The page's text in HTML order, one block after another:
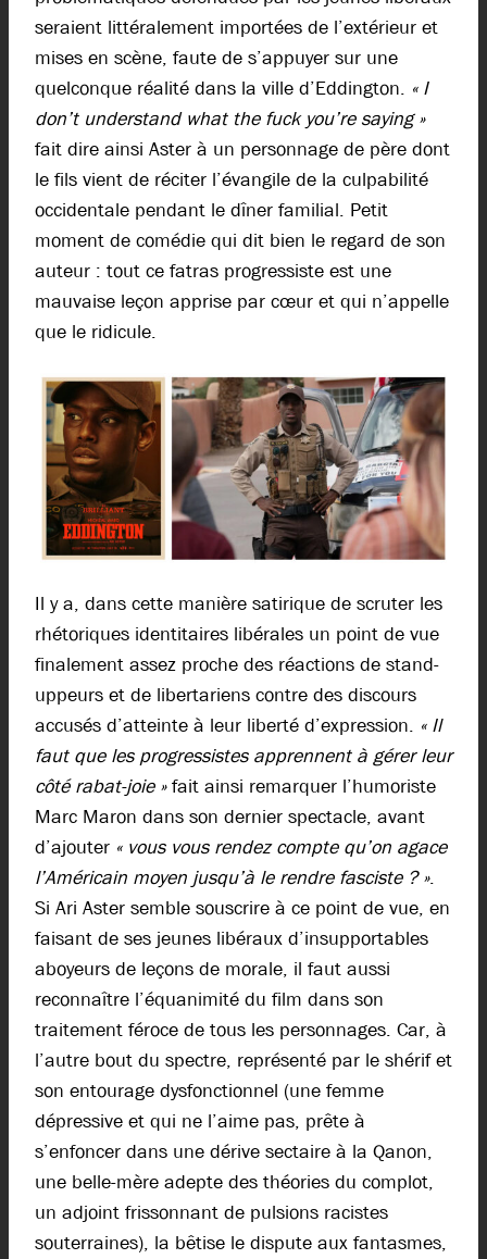
seraient littéralement importées de l’extérieur et
mises en scène, faute de s’appuyer sur une
quelconque réalité dans la ville d’Eddington. « I
don’t understand what the fuck you’re saying »
fait dire ainsi Aster à un personnage de père dont
le fils vient de réciter l’évangile de la culpabilité
occidentale pendant le dîner familial. Petit
moment de comédie qui dit bien le regard de son
auteur : tout ce fatras progressiste est une
mauvaise leçon apprise par cœur et qui n’appelle
que le ridicule.
Il y a, dans cette manière satirique de scruter les
rhétoriques identitaires libérales un point de vue
finalement assez proche des réactions de stand-
uppeurs et de libertariens contre des discours
accusés d’atteinte à leur liberté d’expression. « Il
faut que les progressistes apprennent à gérer leur
côté rabat-joie »fait ainsi remarquer l’humoriste
Marc Maron dans son dernier spectacle, avant
d’ajouter « vous vous rendez compte qu’on agace
l’Américain moyen jusqu’à le rendre fasciste ? ».
Si Ari Aster semble souscrire à ce point de vue, en
faisant de ses jeunes libéraux d’insupportables
aboyeurs de leçons de morale, il faut aussi
reconnaître l’équanimité du film dans son
traitement féroce de tous les personnages. Car, à
l’autre bout du spectre, représenté par le shérif et
son entourage dysfonctionnel (une femme
dépressive et qui ne l’aime pas, prête à
s’enfoncer dans une dérive sectaire à la Qanon,
une belle-mère adepte des théories du complot,
un adjoint frissonnant de pulsions racistes
souterraines), la bêtise le dispute aux fantasmes,